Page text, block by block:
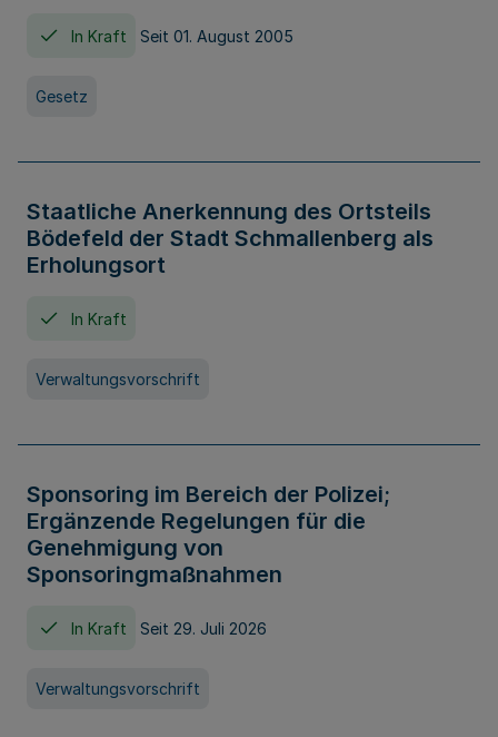
In Kraft Seit 01. August 2005
Gesetz
Staatliche Anerkennung des Ortsteils
Bödefeld der Stadt Schmallenberg als
Erholungsort
In Kraft
Verwaltungsvorschrift
Sponsoring im Bereich der Polizei;
Ergänzende Regelungen für die
Genehmigung von
Sponsoringmaßnahmen
In Kraft Seit 29. Juli 2026
Verwaltungsvorschrift